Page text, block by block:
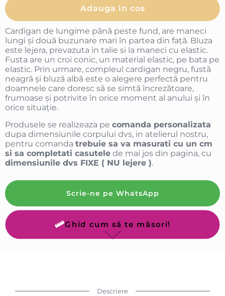
Adauga in cos
Cardigan de lungime până peste fund, are maneci
lungi și două buzunare mari în partea din față. Bluza
este lejera, prevazuta in talie si la maneci cu elastic.
Fusta are un croi conic, un material elastic, pe bata pe
elastic. Prin urmare, compleul cardigan negru, fustă
neagră și bluză albă este o alegere perfectă pentru
doamnele care doresc să se simtă încrezătoare,
frumoase și potrivite în orice moment al anului și în
orice situație.
Produsele se realizeaza pe comanda personalizata
dupa dimensiunile corpului dvs, in atelierul nostru,
pentru comanda trebuie sa va masurati cu un cm
si sa completati casutele de mai jos din pagina, cu
dimensiunile dvs FIXE ( NU lejere ).
Scrie-ne pe WhatsApp
Ghid cum să te măsori!
Descriere